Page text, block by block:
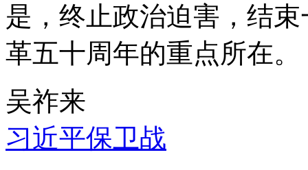
是，终止政治迫害，结
革五十周年的重点所在。
吴祚来
习近平保卫战